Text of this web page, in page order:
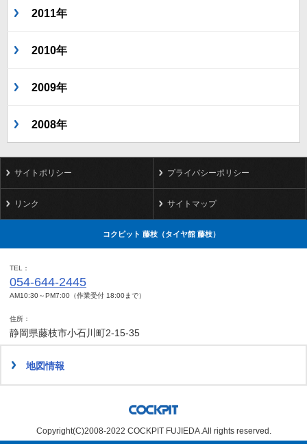
2011年
2010年
2009年
2008年
サイトポリシー プライバシーポリシー
リンク サイトマップ
コクピット 藤枝（タイヤ館 藤枝）
TEL
054-644-2445
AM10:30～PM7:00（作業受付 18:00まで）
住所
静岡県藤枝市小石川町2-15-35
地図情報
Copyright(C)2008-2022 COCKPIT FUJIEDA.All rights reserved.